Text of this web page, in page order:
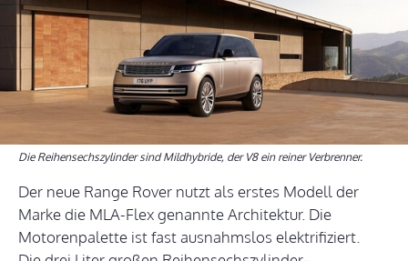
Die Reihensechszylinder sind Mildhybride, der V8 ein reiner Verbrenner.
Der neue Range Rover nutzt als erstes Modell der
Marke die MLA-Flex genannte Architektur. Die
Motorenpalette ist fast ausnahmslos elektrifiziert.